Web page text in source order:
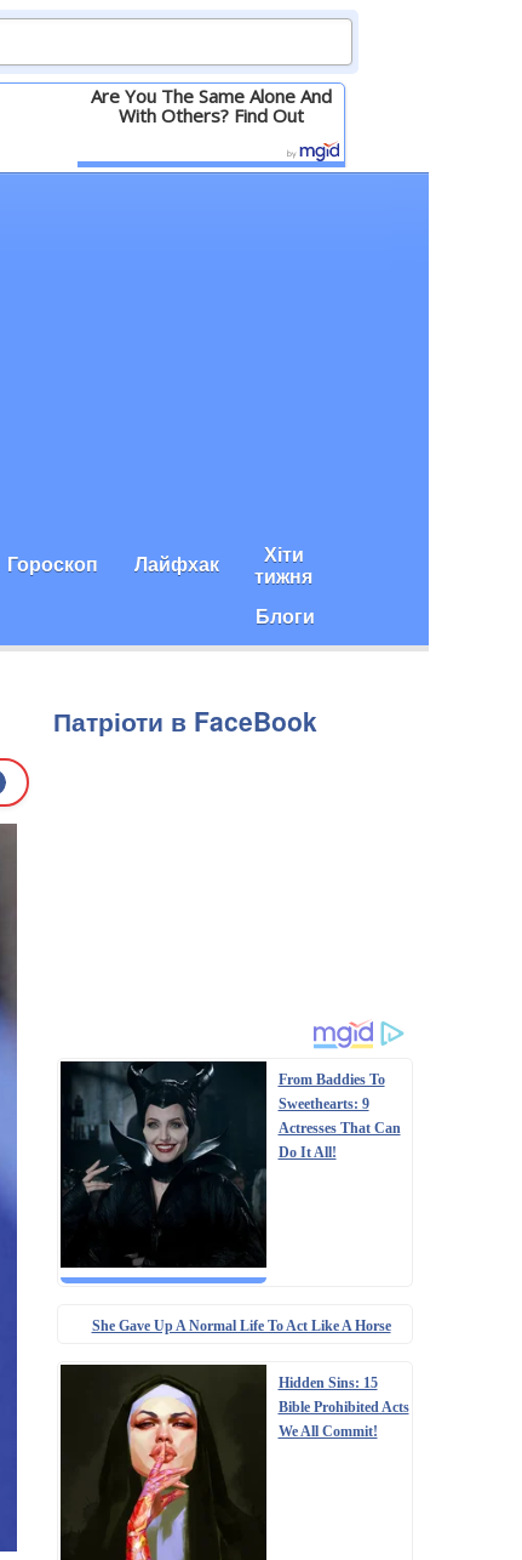
Are You The Same Alone And
With Others? Find Out
Детальніше
Гороскоп Лайфхак Хіти
тижня
Блоги
Патріоти в FaceBook
From Baddies To
Sweethearts: 9
Actresses That Can
Do It All!
She Gave Up A Normal Life To Act Like A Horse
Hidden Sins: 15
Bible Prohibited Acts
We All Commit!